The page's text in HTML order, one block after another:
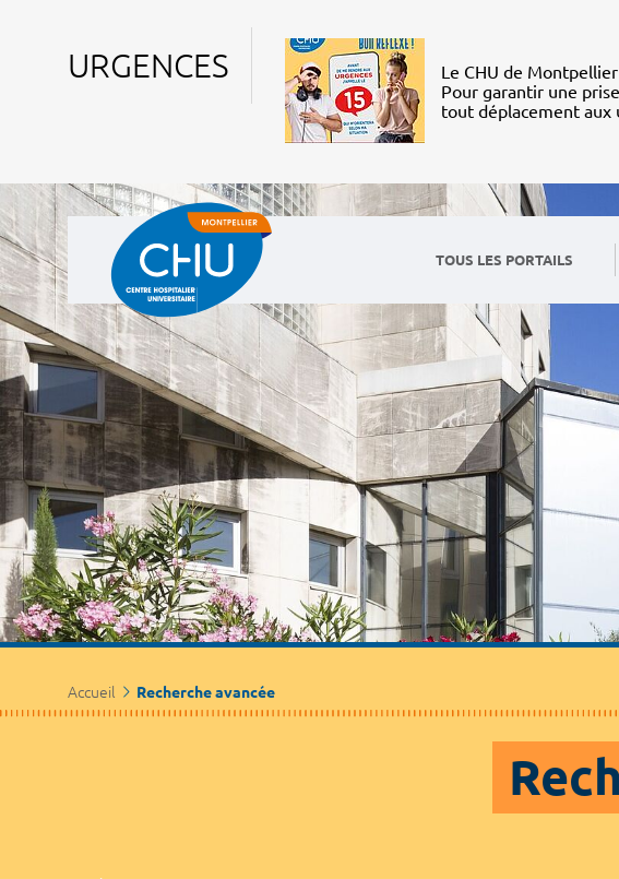
URGENCES
Le CHU de
Pour garantir une
tout déplacement aux
TOUS LES PORTAILS
Accueil Recherche avancée